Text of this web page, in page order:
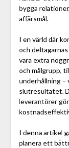
bygga
affärsmål.
I en värld där
och
vara extra
och målgrupp,
underhållning –
slutresultatet.
leverantörer
I denna artikel
planera ett